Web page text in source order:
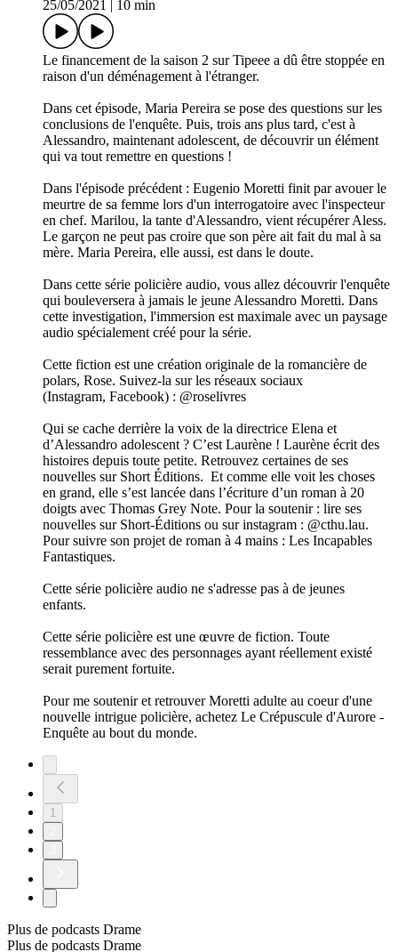
25/05/2021
10 min
Le financement de la saison 2 sur Tipeee a dû être stoppée en
raison d'un déménagement à l'étranger.
Dans cet épisode, Maria Pereira se pose des questions sur les
conclusions de l'enquête. Puis, trois ans plus tard, c'est à
Alessandro, maintenant adolescent, de découvrir un élément
qui va tout remettre en questions !
Dans l'épisode précédent : Eugenio Moretti finit par avouer le
meurtre de sa femme lors d'un interrogatoire avec l'inspecteur
en chef. Marilou, la tante d'Alessandro, vient récupérer Aless.
Le garçon ne peut pas croire que son père ait fait du mal à sa
mère. Maria Pereira, elle aussi, est dans le doute.
Dans cette série policière audio, vous allez découvrir l'enquête
qui bouleversera à jamais le jeune Alessandro Moretti. Dans
cette investigation, l'immersion est maximale avec un paysage
audio spécialement créé pour la série.
Cette fiction est une création originale de la romancière de
polars, Rose. Suivez-la sur les réseaux sociaux
(Instagram, Facebook) : @roselivres
Qui se cache derrière la voix de la directrice Elena et
d’Alessandro adolescent ? C’est Laurène ! Laurène écrit des
histoires depuis toute petite. Retrouvez certaines de ses
nouvelles sur Short Éditions. Et comme elle voit les choses
en grand, elle s’est lancée dans l’écriture d’un roman à 20
doigts avec Thomas Grey Note. Pour la soutenir : lire ses
nouvelles sur Short-Éditions ou sur instagram : @cthu.lau.
Pour suivre son projet de roman à 4 mains : Les Incapables
Fantastiques.
Cette série policière audio ne s'adresse pas à de jeunes
enfants.
Cette série policière est une œuvre de fiction. Toute
ressemblance avec des personnages ayant réellement existé
serait purement fortuite.
Pour me soutenir et retrouver Moretti adulte au coeur d'une
nouvelle intrigue policière, achetez ⁠Le Crépuscule d'Aurore -
Enquête au bout du monde⁠.
1
Plus de podcasts Drame
Plus de podcasts Drame